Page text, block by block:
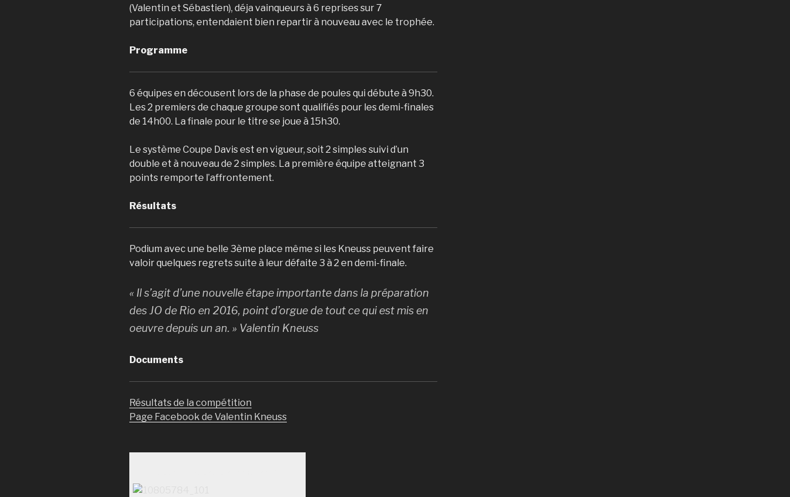
(Valentin et Sébastien), déja vainqueurs à 6 reprises sur 7
participations, entendaient bien repartir à nouveau avec le trophée.
Programme
6 équipes en décousent lors de la phase de poules qui débute à 9h30.
Les 2 premiers de chaque groupe sont qualifiés pour les demi-finales
de 14h00. La finale pour le titre se joue à 15h30.
Le système Coupe Davis est en vigueur, soit 2 simples suivi d’un
double et à nouveau de 2 simples. La première équipe atteignant 3
points remporte l’affrontement.
Résultats
Podium avec une belle 3ème place même si les Kneuss peuvent faire
valoir quelques regrets suite à leur défaite 3 à 2 en demi-finale.
« Il s’agit d’une nouvelle étape importante dans la préparation
des JO de Rio en 2016, point d’orgue de tout ce qui est mis en
oeuvre depuis un an. » Valentin Kneuss
Documents
Résultats de la compétition
Page Facebook de Valentin Kneuss